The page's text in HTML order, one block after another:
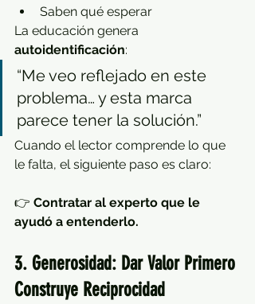
Saben qué esperar
La educación genera
autoidentificación:
“Me veo reflejado en este
problema… y esta marca
parece tener la solución.”
Cuando el lector comprende lo que
le falta, el siguiente paso es claro:
👉 Contratar al experto que le
ayudó a entenderlo.
3. Generosidad: Dar Valor Primero
Construye Reciprocidad